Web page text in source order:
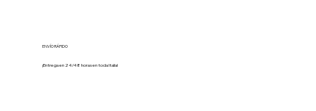
ENVÍO RÁPIDO
¡Entrega en 24/48 horas en toda Italia!